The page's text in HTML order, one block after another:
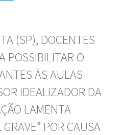
(SP), DOCENTES
POSSIBILITAR O
ÀS AULAS
IDEALIZADOR DA
LAMENTA
POR CAUSA